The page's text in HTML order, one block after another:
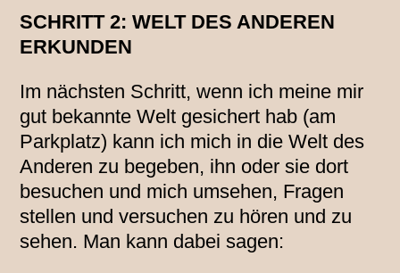
SCHRITT 2: WELT DES ANDEREN
ERKUNDEN
Im nächsten Schritt, wenn ich meine mir
gut bekannte Welt gesichert hab (am
Parkplatz) kann ich mich in die Welt des
Anderen zu begeben, ihn oder sie dort
besuchen und mich umsehen, Fragen
stellen und versuchen zu hören und zu
sehen. Man kann dabei sagen: